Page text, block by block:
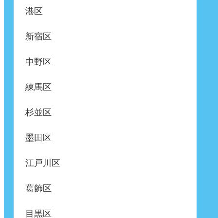
港区
新宿区
中野区
練馬区
杉並区
墨田区
江戸川区
葛飾区
目黒区